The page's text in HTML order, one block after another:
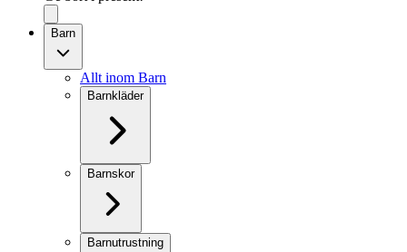
Barn
Allt inom Barn
Barnkläder
Barnskor
Barnutrustning